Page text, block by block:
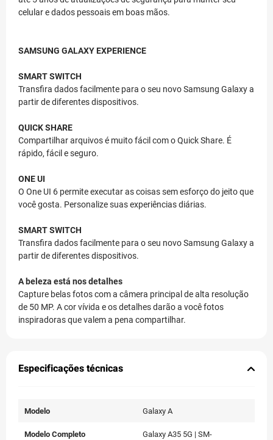
celular e dados pessoais em boas mãos.
SAMSUNG GALAXY EXPERIENCE
SMART SWITCH
Transfira dados facilmente para o seu novo Samsung Galaxy a
partir de diferentes dispositivos.
QUICK SHARE
Compartilhar arquivos é muito fácil com o Quick Share. É
rápido, fácil e seguro.
ONE UI
O One UI 6 permite executar as coisas sem esforço do jeito que
você gosta. Personalize suas experiências diárias.
SMART SWITCH
Transfira dados facilmente para o seu novo Samsung Galaxy a
partir de diferentes dispositivos.
A beleza está nos detalhes
Capture belas fotos com a câmera principal de alta resolução
de 50 MP. A cor vívida e os detalhes darão a você fotos
inspiradoras que valem a pena compartilhar.
Especificações técnicas
Modelo Galaxy A
Modelo Completo
Galaxy A35 5G | SM-